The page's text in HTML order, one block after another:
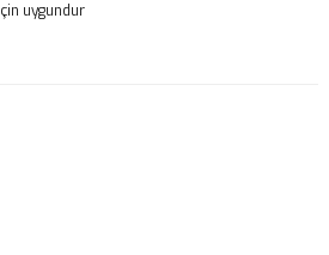
uygundur